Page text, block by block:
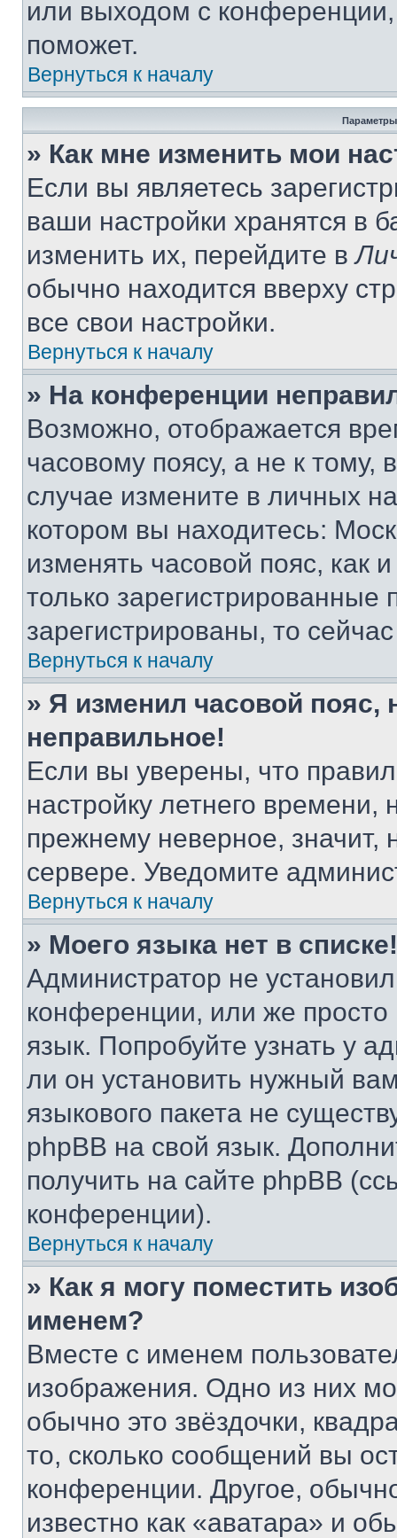
или выходом с
поможет.
Вернуться к началу
Параметры
» Как мне изменить мои
Если вы являетесь
ваши настройки хранятся в
изменить их, перейдите в
обычно находится вверху
все свои настройки.
Вернуться к началу
» На конференции
Возможно, отображается
часовому поясу, а не к тому,
случае измените в личных
котором вы находитесь:
изменять часовой пояс, как
только
зарегистрированы, то
Вернуться к началу
» Я изменил часовой пояс,
неправильное!
Если вы уверены, что
настройку летнего
прежнему неверное, значит,
сервере. Уведомите
Вернуться к началу
» Моего языка нет в списке!
Администратор не
конференции, или же
язык. Попробуйте узнать у
ли он установить нужный
языкового пакета не
phpBB на свой язык.
получить на сайте phpBB
конференции).
Вернуться к началу
» Как я могу поместить
именем?
Вместе с именем
изображения. Одно из них
обычно это звёздочки,
то, сколько сообщений вы
конференции. Другое,
известно как «аватара» и